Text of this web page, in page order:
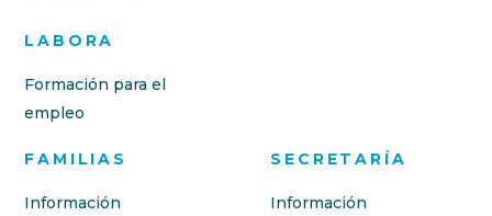
LABORA
Formación para el
empleo
FAMILIAS
Información
SECRETARÍA
Información